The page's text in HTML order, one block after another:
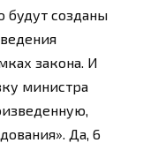
будут созданы
закона. И
министра
Да, 6